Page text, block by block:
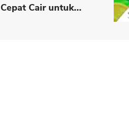
Cepat Cair untuk...